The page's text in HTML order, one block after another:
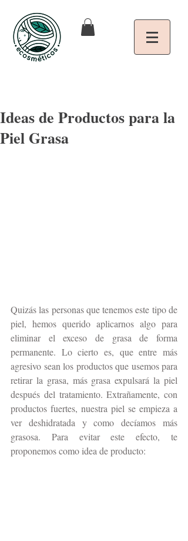
Ideas de Productos para la
Piel Grasa
Quizás las personas que tenemos este tipo de
piel, hemos querido aplicarnos algo para
eliminar el exceso de grasa de forma
permanente. Lo cierto es, que entre más
agresivo sean los productos que usemos para
retirar la grasa, más grasa expulsará la piel
después del tratamiento. Extrañamente, con
productos fuertes, nuestra piel se empieza a
ver deshidratada y como decíamos más
grasosa. Para evitar este efecto, te
proponemos como idea de producto: